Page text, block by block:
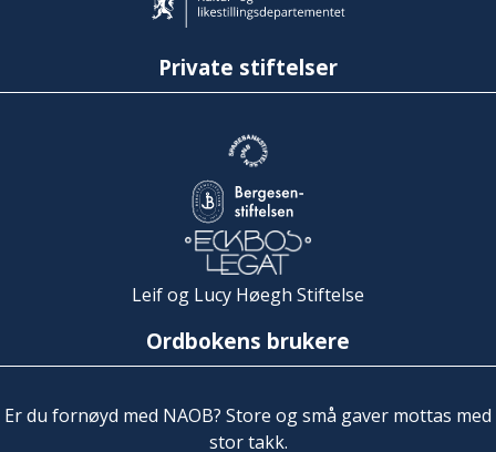
Private stiftelser
Leif og Lucy Høegh Stiftelse
Ordbokens brukere
Er du fornøyd med NAOB? Store og små gaver mottas med
stor takk.